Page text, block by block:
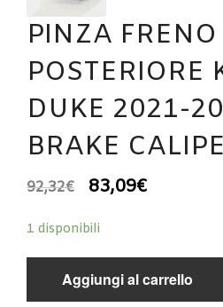
PINZA FRENO
POSTERIORE
DUKE 2021-
BRAKE
92,32€ 83,09€
1 disponibili
Aggiungi al carrello